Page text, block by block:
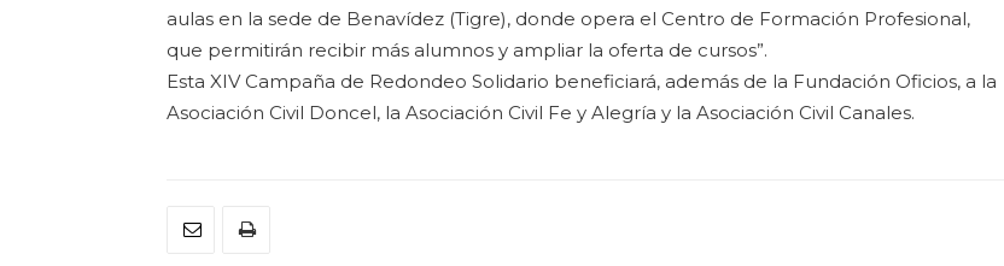
aulas en la sede de Benavídez (Tigre), donde opera el Centro de Formación Profesional,
que permitirán recibir más alumnos y ampliar la oferta de cursos”.
Esta XIV Campaña de Redondeo Solidario beneficiará, además de la Fundación Oficios, a la
Asociación Civil Doncel, la Asociación Civil Fe y Alegría y la Asociación Civil Canales.